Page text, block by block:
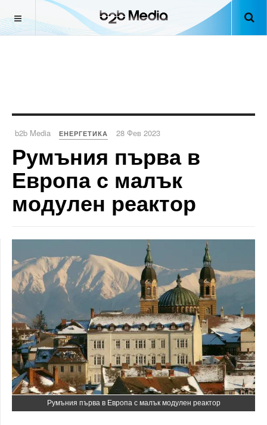
b2b Media ЕНЕРГЕТИКА 28 Фев 2023
Румъния първа в
Европа с малък
модулен реактор
Румъния първа в Европа с малък модулен реактор